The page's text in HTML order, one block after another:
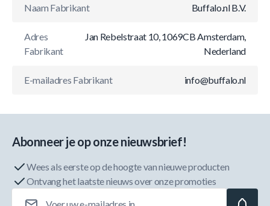
Naam Fabrikant Buffalo.nl B.V.
Adres
Fabrikant
Jan Rebelstraat 10, 1069CB Amsterdam,
Nederland
E-mailadres Fabrikant info@buffalo.nl
Abonneer je op onze nieuwsbrief!
Wees als eerste op de hoogte van nieuwe producten
Ontvang het laatste nieuws over onze promoties